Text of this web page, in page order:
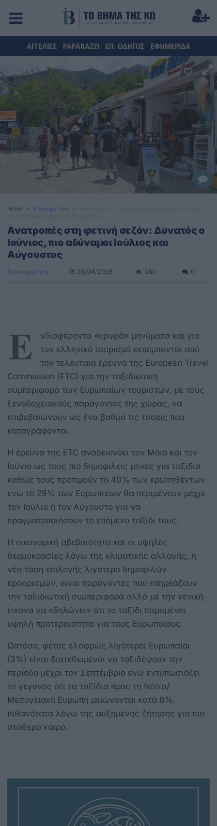
ΑΓΓΕΛΙΕΣ PAPARAZZI ΕΠ. ΟΔΗΓΟΣ ΕΦΗΜΕΡΙΔΑ
Home Επικαιρότητα
Ανατροπές στη φετινή σεζόν: Δυνατός o
Ιούνιος, πιο αδύναμοι Ιούλιος και
Αύγουστος
Επικαιρότητα 28/04/2025 380 0
Ε
νδιαφέροντα «κρυφά» μηνύματα και για
τον ελληνικό τουρισμό εκπέμπονται από
την τελευταία έρευνα της European Travel
Commission (ETC) για την ταξιδιωτική
συμπεριφορά των Ευρωπαίων τουριστών, με τους
ξενοδοχειακούς παράγοντες της χώρας, να
επιβεβαιώνουν ως ένα βαθμό τις τάσεις που
καταγράφονται.
Η έρευνα της ETC αναδεικνύει τον Μάιο και τον
Ιούνιο ως τους πιο δημοφιλείς μήνες για ταξίδια
καθώς τους προτιμούν το 40% των ερωτηθέντων
ενώ το 29% των Ευρωπαίων θα περιμένουν μέχρι
τον Ιούλιο ή τον Αύγουστο για να
πραγματοποιήσουν το επόμενο ταξίδι τους.
Η οικονομική αβεβαιότητα και οι υψηλές
θερμοκρασίες λόγω της κλιματικής αλλαγής, η
νέα τάση επιλογής λιγότερο δημοφιλών
προορισμών, είναι παράγοντες που επηρεάζουν
την ταξιδιωτική συμπεριφορά αλλά με την γενική
εικόνα να «δηλώνει» ότι το ταξίδι παραμένει
υψηλή προτεραιότητα για τους Ευρωπαίους.
Ωστόσο, φέτος ελαφρώς λιγότεροι Ευρωπαίοι
(3%) είναι διατεθειμένοι να ταξιδέψουν την
περίοδο μέχρι τον Σεπτέμβριο ενώ εντυπωσιάζει
το γεγονός ότι τα ταξίδια προς τη Νότια/
Μεσογειακή Ευρώπη μειώνονται κατά 8%,
πιθανότατα λόγω της αυξημένης ζήτησης για πιο
σταθερό καιρό.